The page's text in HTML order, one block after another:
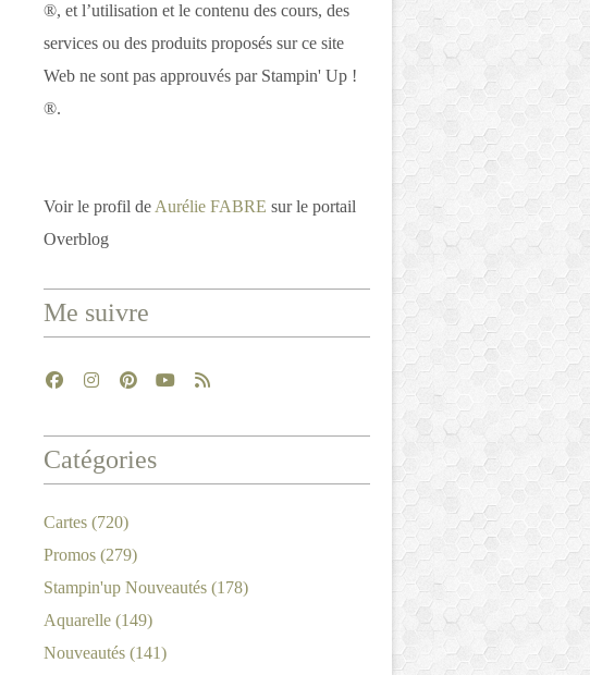
®, et l’utilisation et le contenu des cours, des
services ou des produits proposés sur ce site
Web ne sont pas approuvés par Stampin' Up !
®.
Voir le profil de Aurélie FABRE sur le portail
Overblog
Me suivre
Catégories
Cartes (720)
Promos (279)
Stampin'up Nouveautés (178)
Aquarelle (149)
Nouveautés (141)